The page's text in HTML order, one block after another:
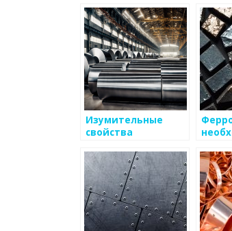
добавок в
металлургии и их
воздействие на
окружающую среду
Изумительные
свойства
сплавов в
металлургии